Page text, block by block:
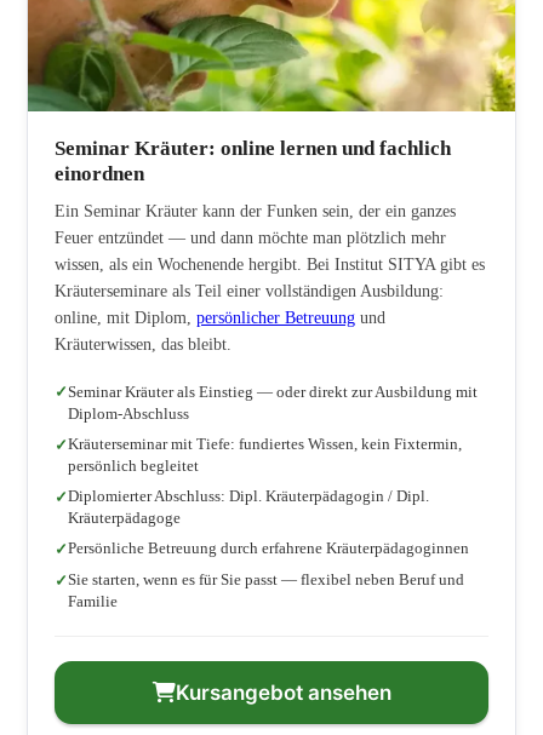
Seminar Kräuter: online lernen und fachlich
einordnen
Ein Seminar Kräuter kann der Funken sein, der ein ganzes
Feuer entzündet — und dann möchte man plötzlich mehr
wissen, als ein Wochenende hergibt. Bei Institut SITYA gibt es
Kräuterseminare als Teil einer vollständigen Ausbildung:
online, mit Diplom, persönlicher Betreuung und
Kräuterwissen, das bleibt.
Seminar Kräuter als Einstieg — oder direkt zur Ausbildung mit
Diplom-Abschluss
Kräuterseminar mit Tiefe: fundiertes Wissen, kein Fixtermin,
persönlich begleitet
Diplomierter Abschluss: Dipl. Kräuterpädagogin / Dipl.
Kräuterpädagoge
Persönliche Betreuung durch erfahrene Kräuterpädagoginnen
Sie starten, wenn es für Sie passt — flexibel neben Beruf und
Familie
Kursangebot ansehen